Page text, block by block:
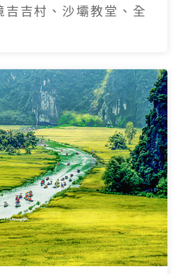
吉村、沙壩教堂、全